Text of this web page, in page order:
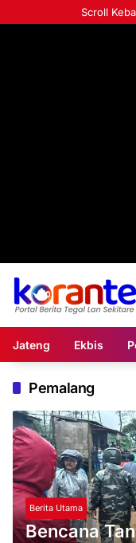
ke
Scroll
Jateng Ekbis
Pemalang
Berita Utama
Bencana